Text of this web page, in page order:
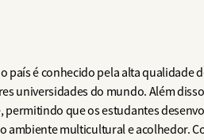
país é conhecido pela alta qualidade
universidades do mundo. Além
permitindo que os estudantes
ambiente multicultural e acolhedor.